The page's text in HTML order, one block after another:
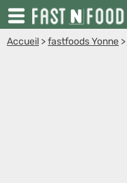
Accueil >fastfoods Yonne >